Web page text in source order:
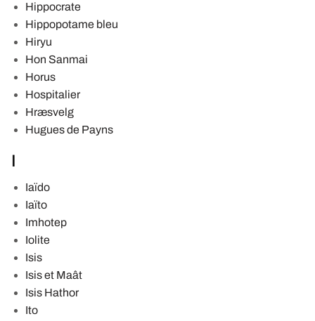
Hippocrate
Hippopotame bleu
Hiryu
Hon Sanmai
Horus
Hospitalier
Hræsvelg
Hugues de Payns
I
Iaïdo
Iaïto
Imhotep
Iolite
Isis
Isis et Maât
Isis Hathor
Ito